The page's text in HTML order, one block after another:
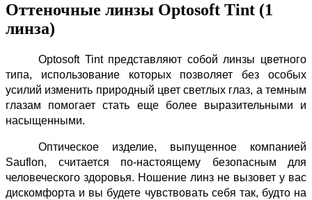
Оттеночные линзы Optosoft Tint (1
линза)
Optosoft Tint представляют собой линзы цветного
типа, использование которых позволяет без особых
усилий изменить природный цвет светлых глаз, а темным
глазам помогает стать еще более выразительными и
насыщенными.
Оптическое изделие, выпущенное компанией
Sauflon, считается по-настоящему безопасным для
человеческого здоровья. Ношение линз не вызовет у вас
дискомфорта и вы будете чувствовать себя так, будто на